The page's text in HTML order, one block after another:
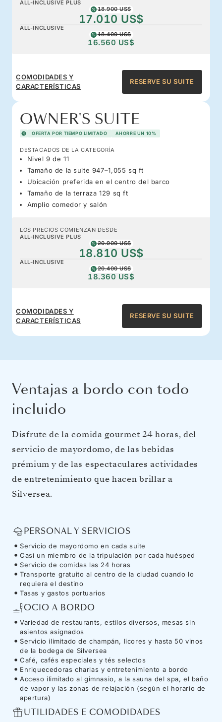
ALL-INCLUSIVE PLUS
18.900 US$
17.010 US$
ALL-INCLUSIVE
18.400 US$
16.560 US$
COMODIDADES Y
CARACTERÍSTICAS
RESERVE SU SUITE
OWNER'S SUITE
OFERTA POR TIEMPO LIMITADO AHORRE UN 10%
DESTACADOS DE LA CATEGORÍA
Nivel 9 de 11
Tamaño de la suite 947–1,055 sq ft
Ubicación preferida en el centro del barco
Tamaño de la terraza 129 sq ft
Amplio comedor y salón
LOS PRECIOS COMIENZAN DESDE
ALL-INCLUSIVE PLUS
20.900 US$
18.810 US$
ALL-INCLUSIVE
20.400 US$
18.360 US$
COMODIDADES Y
CARACTERÍSTICAS
RESERVE SU SUITE
Ventajas a bordo con todo
incluido
Disfrute de la comida gourmet 24 horas, del
servicio de mayordomo, de las bebidas
prémium y de las espectaculares actividades
de entretenimiento que hacen brillar a
Silversea.
PERSONAL Y SERVICIOS
Servicio de mayordomo en cada suite
Casi un miembro de la tripulación por cada huésped
Servicio de comidas las 24 horas
Transporte gratuito al centro de la ciudad cuando lo
requiera el destino
Tasas y gastos portuarios
OCIO A BORDO
Variedad de restaurants, estilos diversos, mesas sin
asientos asignados
Servicio ilimitado de champán, licores y hasta 50 vinos
de la bodega de Silversea
Café, cafés especiales y tés selectos
Enriquecedoras charlas y entretenimiento a bordo
Acceso ilimitado al gimnasio, a la sauna del spa, el baño
de vapor y las zonas de relajación (según el horario de
apertura)
UTILIDADES E COMODIDADES